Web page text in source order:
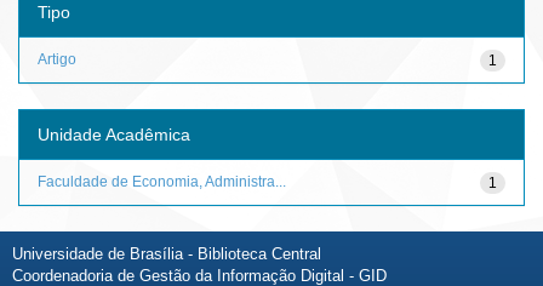
Tipo
1
Artigo
Unidade Acadêmica
1
Faculdade de Economia, Administra...
Universidade de Brasília - Biblioteca Central
Coordenadoria de Gestão da Informação Digital - GID